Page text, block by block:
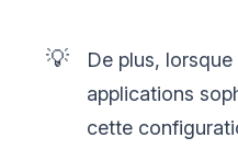
💡
De plus,
applications
cette